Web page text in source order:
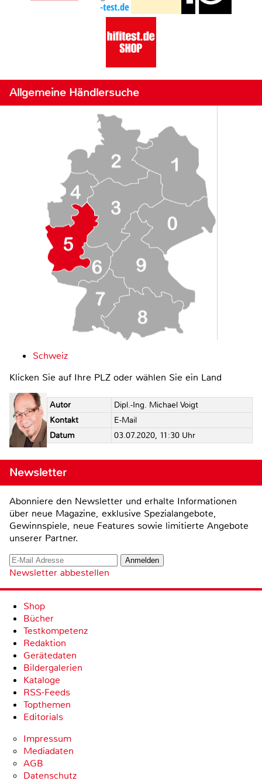
Allgemeine Händlersuche
Schweiz
Klicken Sie auf Ihre PLZ oder wählen Sie ein Land
Autor
Dipl.-Ing. Michael Voigt
Kontakt
E-Mail
Datum
03.07.2020, 11:30 Uhr
Newsletter
Abonniere den Newsletter und erhalte Informationen
über neue Magazine, exklusive Spezialangebote,
Gewinnspiele, neue Features sowie limitierte Angebote
unserer Partner.
Newsletter abbestellen
Shop
Bücher
Testkompetenz
Redaktion
Gerätedaten
Bildergalerien
Kataloge
RSS-Feeds
Topthemen
Editorials
Impressum
Mediadaten
AGB
Datenschutz